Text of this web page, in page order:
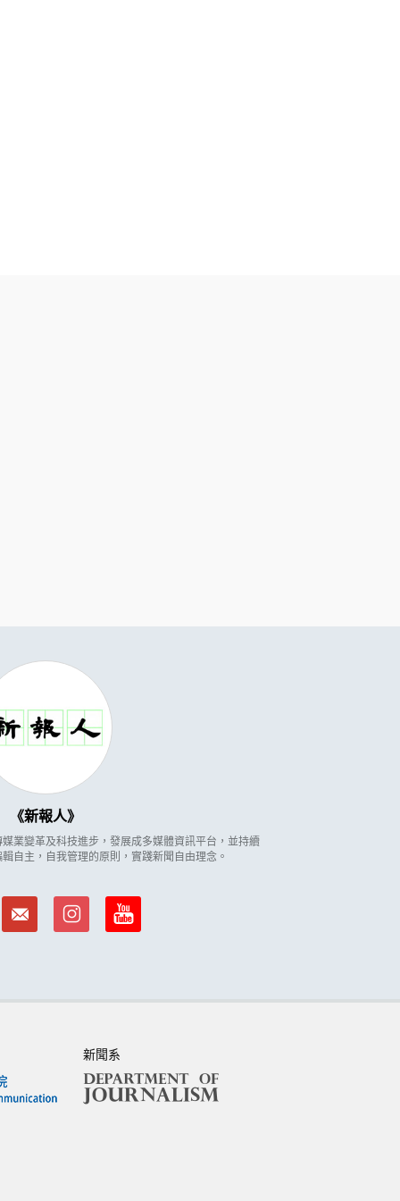
新報人
業變革及科技進步，發展成多媒體資訊平台，並持續
自主，自我管理的原則，實踐新聞自由理念。
新聞系